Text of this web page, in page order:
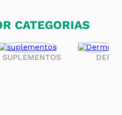
CATEGORIAS
SUPLEMENTOS